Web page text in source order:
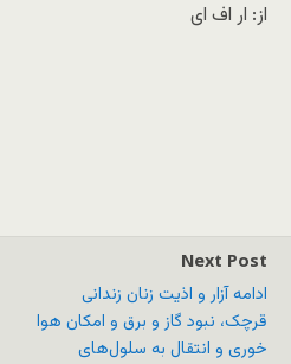
از: ار اف ای
Next Post
ادامه آزار و اذیت زنان زندانی
قرچک، نبود گاز و برق و امکان هوا
خوری و انتقال به سلول‌های